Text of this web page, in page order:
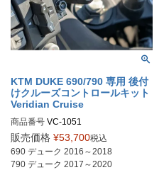
KTM DUKE 690/790 専用 後付
けクルーズコントロールキット
Veridian Cruise
商品番号 VC-1051
M型番：1051
販売価格 ¥53,700税込
690 デューク 2016～2018